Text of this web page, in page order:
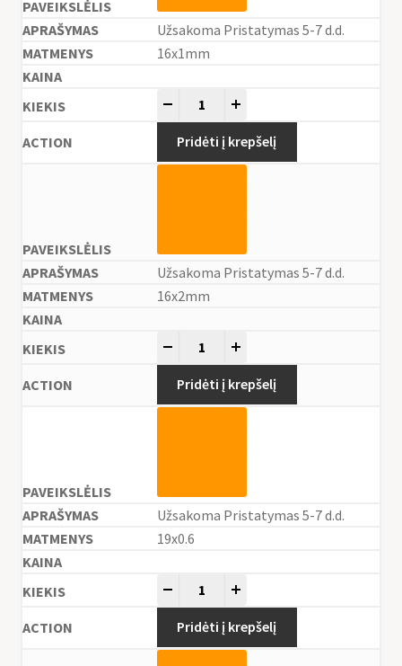
Užsakoma Pristatymas 5-7 d.d.
16x1mm
Pridėti į krepšelį
Užsakoma Pristatymas 5-7 d.d.
16x2mm
Pridėti į krepšelį
Užsakoma Pristatymas 5-7 d.d.
19x0.6
Pridėti į krepšelį